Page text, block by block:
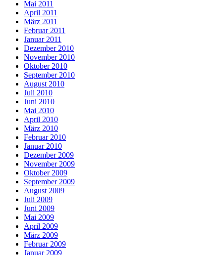
Mai 2011
April 2011
März 2011
Februar 2011
Januar 2011
Dezember 2010
November 2010
Oktober 2010
September 2010
August 2010
Juli 2010
Juni 2010
Mai 2010
April 2010
März 2010
Februar 2010
Januar 2010
Dezember 2009
November 2009
Oktober 2009
September 2009
August 2009
Juli 2009
Juni 2009
Mai 2009
April 2009
März 2009
Februar 2009
Januar 2009